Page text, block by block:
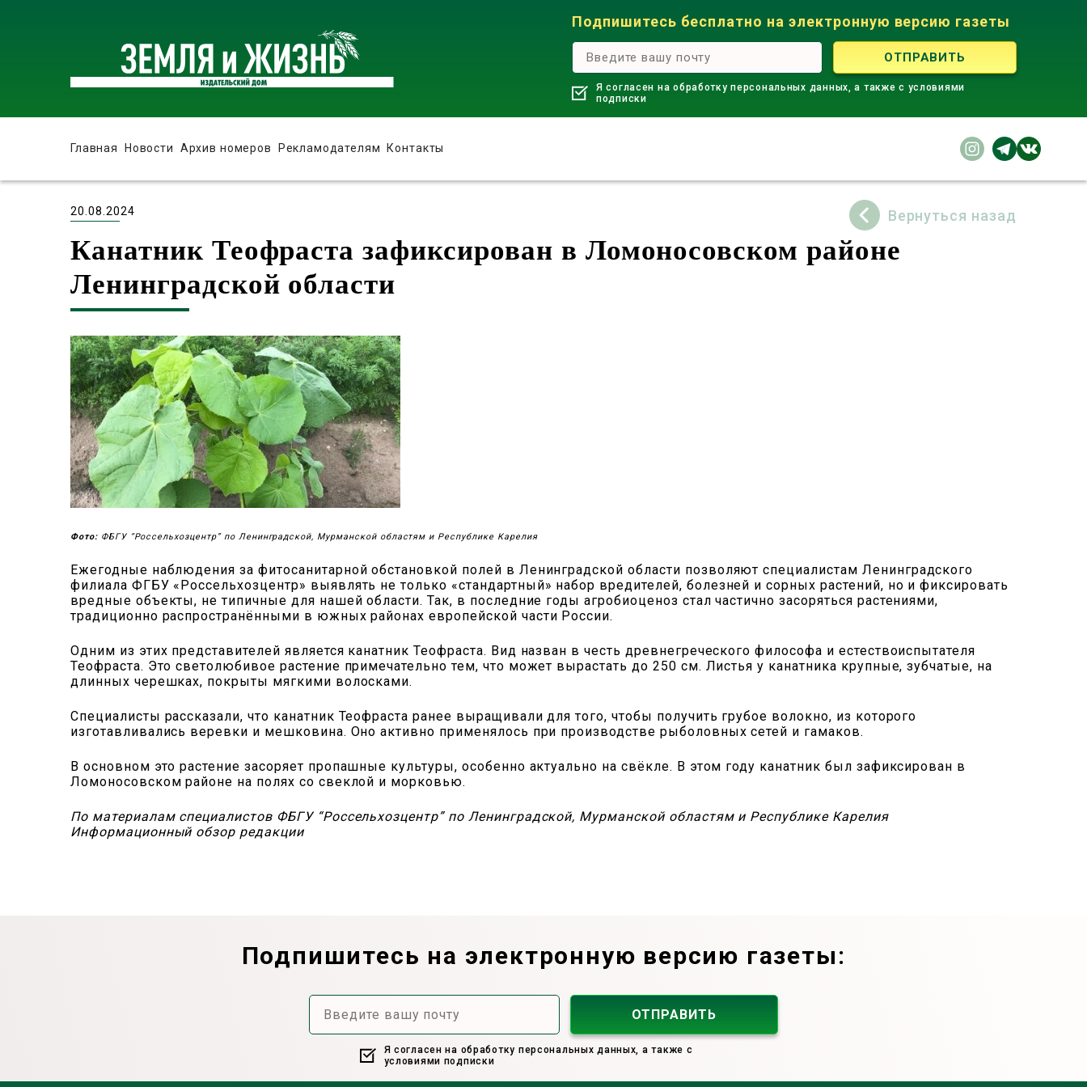
Подпишитесь бесплатно на электронную версию газеты
Я согласен на обработку персональных данных, а также с условиями
подписки
Главная Новости Архив номеров Рекламодателям Контакты
20.08.2024 Вернуться назад
Канатник Теофраста зафиксирован в Ломоносовском районе
Ленинградской области
Фото:ФБГУ “Россельхозцентр” по Ленинградской, Мурманской областям и Республике Карелия
Ежегодные наблюдения за фитосанитарной обстановкой полей в Ленинградской области позволяют специалистам Ленинградского
филиала ФГБУ «Россельхозцентр» выявлять не только «стандартный» набор вредителей, болезней и сорных растений, но и фиксировать
вредные объекты, не типичные для нашей области. Так, в последние годы агробиоценоз стал частично засоряться растениями,
традиционно распространёнными в южных районах европейской части России.
Одним из этих представителей является канатник Теофраста. Вид назван в честь древнегреческого философа и естествоиспытателя
Теофраста. Это светолюбивое растение примечательно тем, что может вырастать до 250 см. Листья у канатника крупные, зубчатые, на
длинных черешках, покрыты мягкими волосками.
Специалисты рассказали, что канатник Теофраста ранее выращивали для того, чтобы получить грубое волокно, из которого
изготавливались веревки и мешковина. Оно активно применялось при производстве рыболовных сетей и гамаков.
В основном это растение засоряет пропашные культуры, особенно актуально на свёкле. В этом году канатник был зафиксирован в
Ломоносовском районе на полях со свеклой и морковью.
По материалам специалистов ФБГУ “Россельхозцентр” по Ленинградской, Мурманской областям и Республике Карелия
Информационный обзор редакции
Подпишитесь на электронную версию газеты:
Я согласен на обработку персональных данных, а также с
условиями подписки